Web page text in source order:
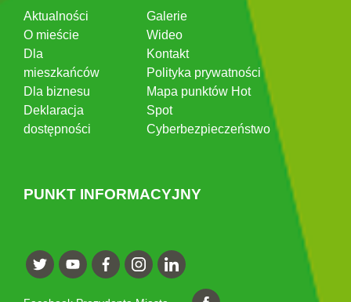
Aktualności
O mieście
Dla
mieszkańców
Dla biznesu
Deklaracja
dostępności
Galerie
Wideo
Kontakt
Polityka prywatności
Mapa punktów Hot
Spot
Cyberbezpieczeństwo
PUNKT INFORMACYJNY